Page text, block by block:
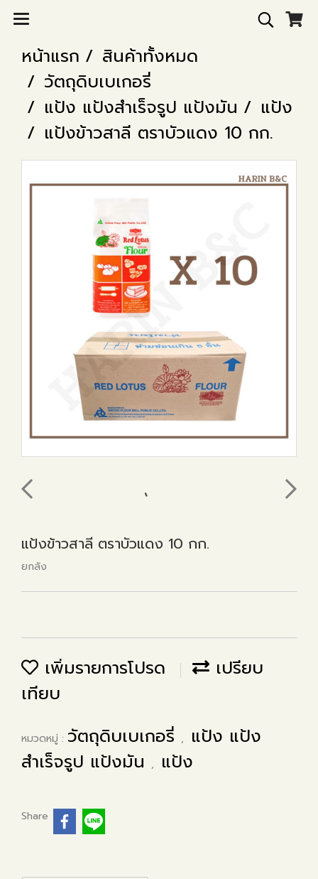
หน้าแรก
สินค้าทั้งหมด
วัตถุดิบเบเกอรี่
แป้ง แป้งสำเร็จรูป แป้งมัน
แป้ง
แป้งข้าวสาลี ตราบัวแดง 10 กก.
แป้งข้าวสาลี ตราบัวแดง 10 กก.
ยกลัง
เพิ่มรายการโปรด
เปรียบ
เทียบ
หมวดหมู่ : วัตถุดิบเบเกอรี่ ,
แป้ง แป้ง
สำเร็จรูป แป้งมัน , แป้ง
Share